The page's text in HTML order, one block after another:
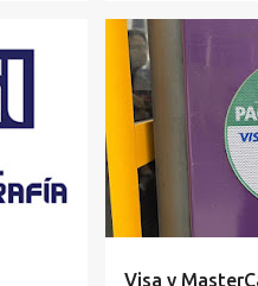
Visa y
EE.UU.
VIAJES